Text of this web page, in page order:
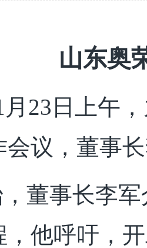
山东奥
月23日上午
会议，董事
董事长李
，他呼吁，